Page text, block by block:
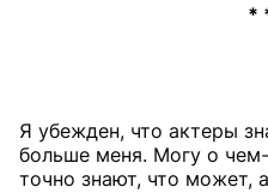
*
Я убежден, что актеры
больше меня. Могу о
точно знают, что может,